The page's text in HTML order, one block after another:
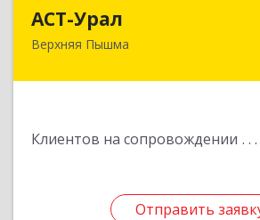
АСТ-Урал
Верхняя Пышма
Клиентов на сопровождении
Отправить
624090, Свердловская обл,
Отправить